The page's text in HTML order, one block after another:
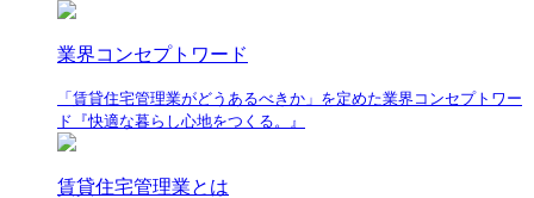
業界コンセプトワード
「賃貸住宅管理業がどうあるべきか」を定めた業界コンセプトワー
ド『快適な暮らし心地をつくる。』
賃貸住宅管理業とは